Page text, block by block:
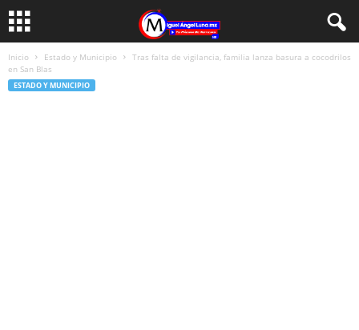
Inicio Estado y Municipio
Tras falta de vigilancia, familia lanza basura a cocodrilos
en San Blas
ESTADO Y MUNICIPIO